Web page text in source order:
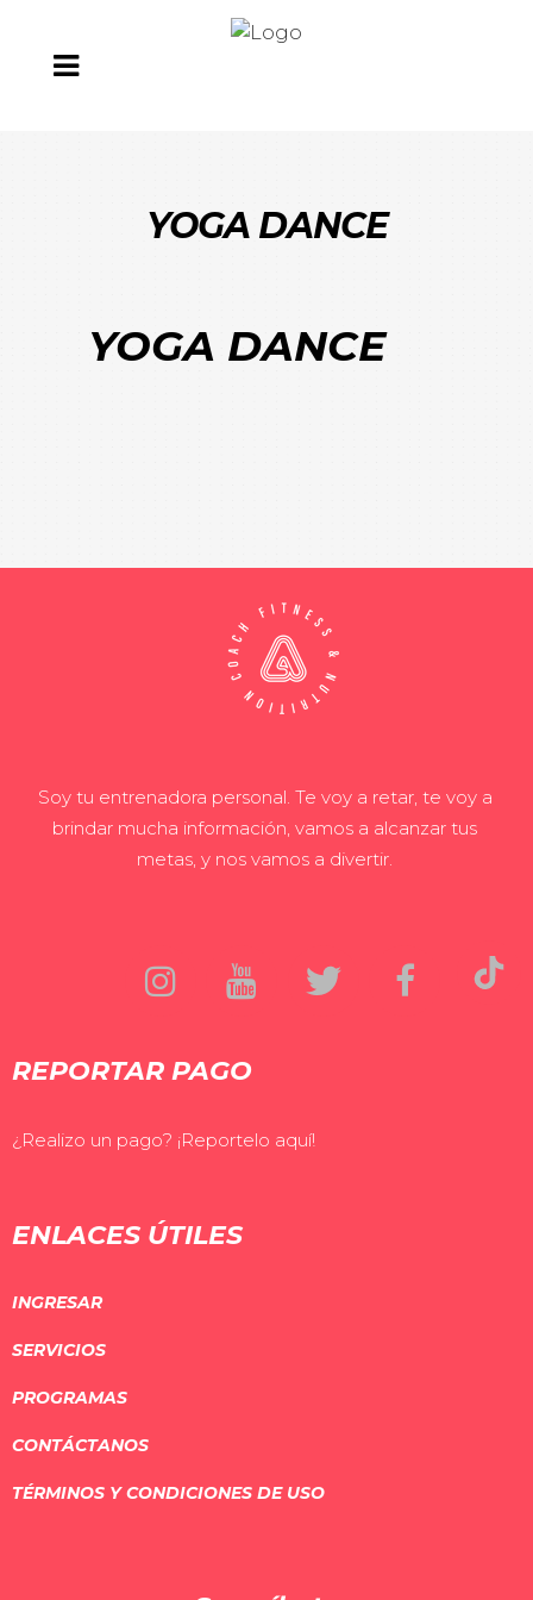
YOGA DANCE
YOGA DANCE
Soy tu entrenadora personal. Te voy a retar, te voy a
brindar mucha información, vamos a alcanzar tus
metas, y nos vamos a divertir.
REPORTAR PAGO
¿Realizo un pago? ¡Reportelo aquí!
ENLACES ÚTILES
INGRESAR
SERVICIOS
PROGRAMAS
CONTÁCTANOS
TÉRMINOS Y CONDICIONES DE USO